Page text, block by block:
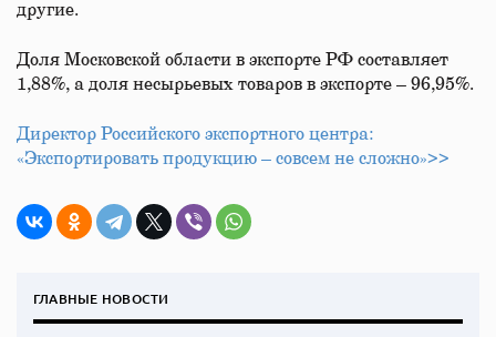
другие.
Доля Московской области в экспорте РФ составляет
1,88%, а доля несырьевых товаров в экспорте – 96,95%.
Директор Российского экспортного центра:
«Экспортировать продукцию – совсем не сложно»>>
ГЛАВНЫЕ НОВОСТИ